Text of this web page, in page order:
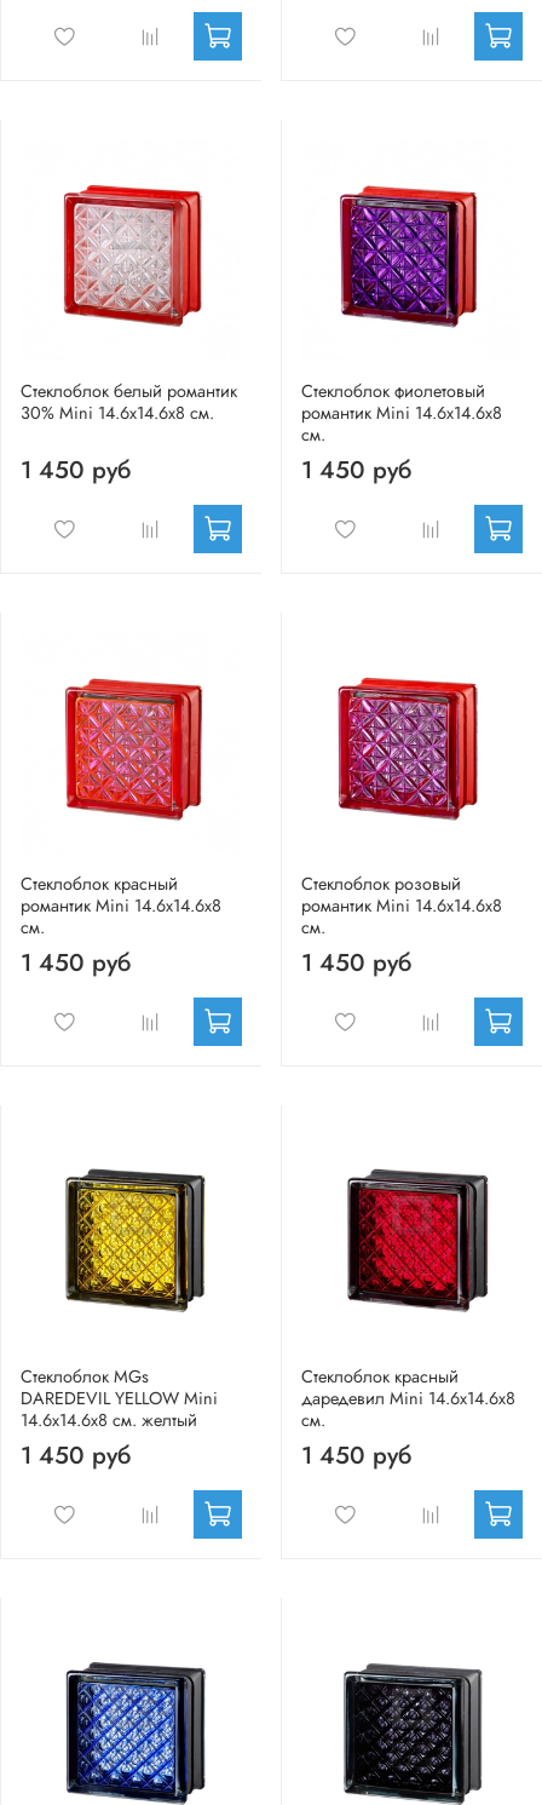
Стеклоблок белый романтик
30% Mini 14.6x14.6x8 см.
1 450 руб
Стеклоблок фиолетовый
романтик Mini 14.6x14.6x8
см.
1 450 руб
Стеклоблок красный
романтик Mini 14.6x14.6x8
см.
1 450 руб
Стеклоблок розовый
романтик Mini 14.6x14.6x8
см.
1 450 руб
Стеклоблок MGs
DAREDEVIL YELLOW Mini
14.6x14.6x8 см. желтый
1 450 руб
Стеклоблок красный
даредевил Mini 14.6x14.6x8
см.
1 450 руб